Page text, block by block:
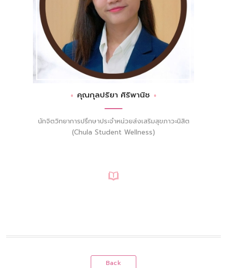
คุณกุลปริยา ศิริพานิช
นักจิตวิทยาการปรึกษาประจำหน่วยส่งเสริมสุขภาวะนิสิต
(Chula Student Wellness)
Back